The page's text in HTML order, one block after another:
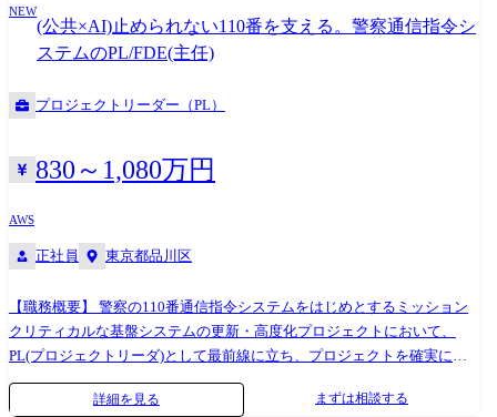
のITサービスの全領域を提供する組織です。 今回は、その中でも社会貢
献度が高く、先端技術を使いながらキャリアアップ、スキルアップがで
きる分野のインフラエンジニアを募集いたします。 【参考資料】 ・SEト
https://youtu.be/QJrlX_UvWS8 【職務概要】 AWS等のクラウド環境やオン
築・導入の実施、運用・保守などの業務に従事していただきます。 顧客
にとって価値の高い業務/システムの企画から構築までを担うために、常
どのような技術を用いたアーキテクチャとするかは、お客様の要求をベ
以下になります。 (1)企画・プレ段階 顧客要求に応じた最新アーキテクチ
ャの検討・提案を行います。 ●AWS/AzureのPaaSや他社サービス(SaaS)の
適用検討 ●セキュリティ等顧客の心配事項に応じた説明 ●社内/社外のサ
ービスとの組合せに関する検討・協議 (2)技術検証段階 PoC等の実験環境
の構築/評価に基づく要件見直しを行います。 ●実証実験計画書の作成 ●
NEW
(公共×AI)止められない110番を支える。警察通信指令シ
ステムのPL/FDE(主任)
プロジェクトリーダー（PL）
830～1,080万円
AWS
正社員 東京都品川区
【職務概要】 警察の110番通信指令システムをはじめとするミッション
クリティカルな基盤システムの更新・高度化プロジェクトにおいて、
PL(プロジェクトリーダ)として最前線に立ち、プロジェクトを確実に遂
行します。 あわせて、AIありきではなく、データ × 警察業務のドメイン
ナレッジ × AI を前提に、顧客とともに新たな業務価値を構想・実装して
詳細を見る まずは相談する